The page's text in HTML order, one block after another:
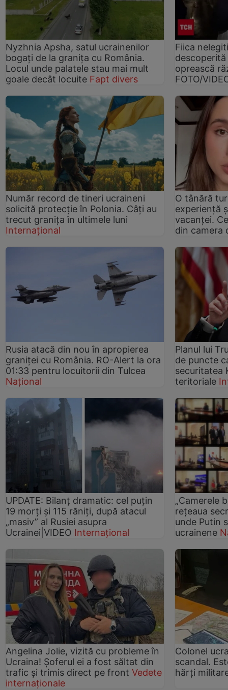
Nyzhnia Apsha, satul ucrainenilor
bogați de la granița cu România.
Locul unde palatele stau mai mult
goale decât locuite Fapt divers
Fiica
descoperită
oprească
FOTO/
Număr record de tineri ucraineni
solicită protecție în Polonia. Câți au
trecut granița în ultimele luni
Internațional
O tânără
experiență
vacanței.
din camera
Rusia atacă din nou în apropierea
graniței cu România. RO-Alert la ora
01:33 pentru locuitorii din Tulcea
Național
Planul lui
de puncte
securitatea
teritoriale
UPDATE: Bilanț dramatic: cel puțin
19 morți și 115 răniți, după atacul
„masiv” al Rusiei asupra
Ucrainei|VIDEO Internațional
„Camerele
rețeaua
unde Putin
ucrainene
Angelina Jolie, vizită cu probleme în
Ucraina! Șoferul ei a fost săltat din
trafic și trimis direct pe front Vedete
internaționale
Colonel
scandal.
hărți